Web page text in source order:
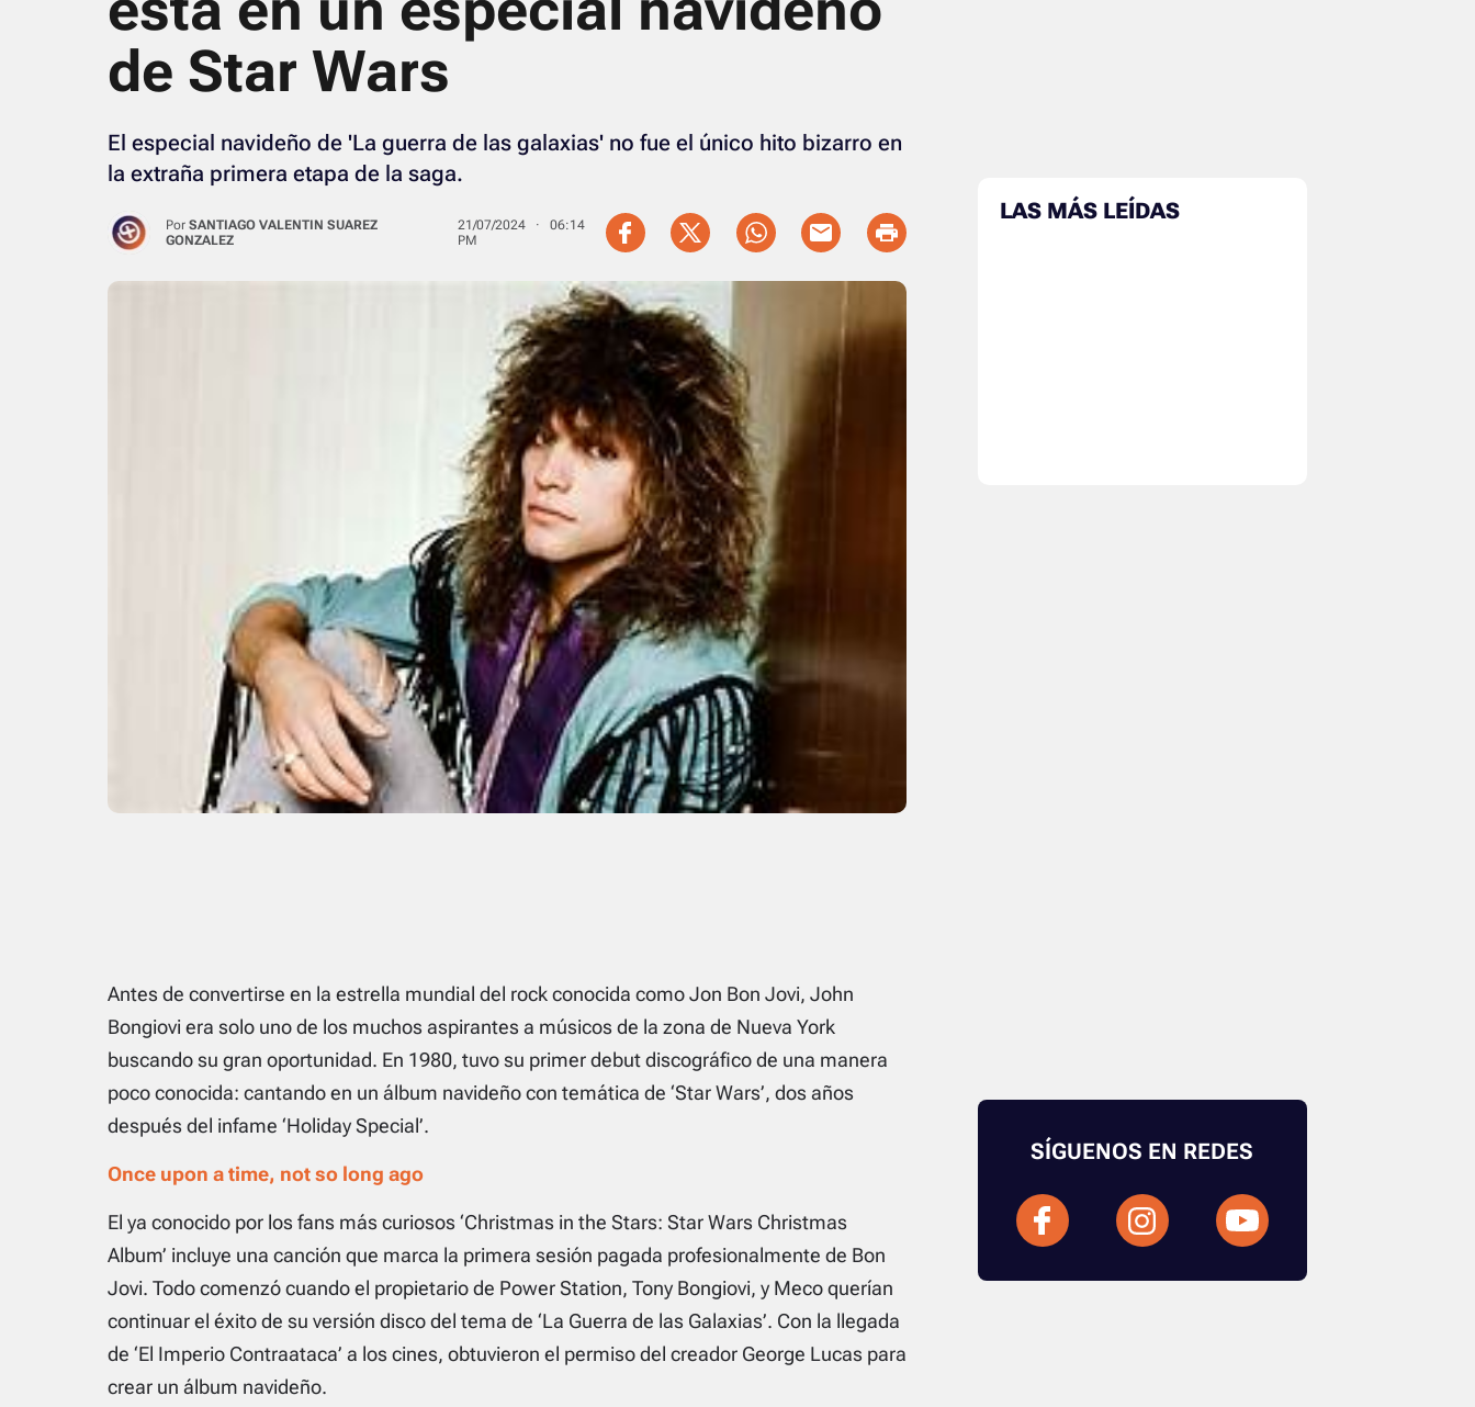
de Star Wars
El especial navideño de 'La guerra de las galaxias' no fue el único hito bizarro en
la extraña primera etapa de la saga.
PorSANTIAGO VALENTIN SUAREZ
GONZALEZ
21/07/2024 · 06:14
PM
Antes de convertirse en la estrella mundial del rock conocida como Jon Bon Jovi, John
Bongiovi era solo uno de los muchos aspirantes a músicos de la zona de Nueva York
buscando su gran oportunidad. En 1980, tuvo su primer debut discográfico de una manera
poco conocida: cantando en un álbum navideño con temática de ‘Star Wars’, dos años
después del infame ‘Holiday Special’.
Once upon a time, not so long ago
El ya conocido por los fans más curiosos ‘Christmas in the Stars: Star Wars Christmas
Album’ incluye una canción que marca la primera sesión pagada profesionalmente de Bon
Jovi. Todo comenzó cuando el propietario de Power Station, Tony Bongiovi, y Meco querían
continuar el éxito de su versión disco del tema de ‘La Guerra de las Galaxias’. Con la llegada
de ‘El Imperio Contraataca’ a los cines, obtuvieron el permiso del creador George Lucas para
crear un álbum navideño.
LAS MÁS LEÍDAS
SÍGUENOS EN REDES